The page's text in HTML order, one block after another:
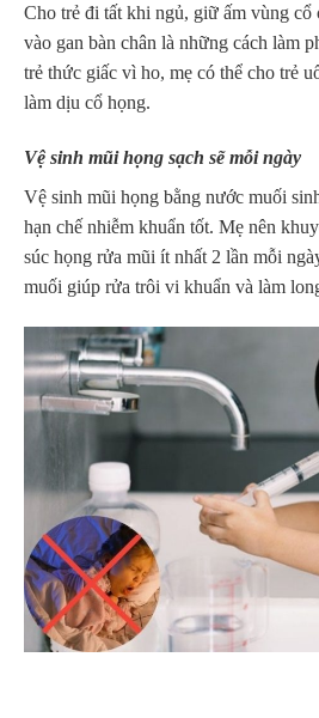
Cho trẻ đi tất khi ngủ, giữ ấm vùng cổ
vào gan bàn chân là những cách làm
trẻ thức giấc vì ho, mẹ có thể cho trẻ
làm dịu cổ họng.
Vệ sinh mũi họng sạch sẽ mỗi ngày
Vệ sinh mũi họng bằng nước muối
hạn chế nhiễm khuẩn tốt. Mẹ nên
súc họng rửa mũi ít nhất 2 lần mỗi
muối giúp rửa trôi vi khuẩn và làm